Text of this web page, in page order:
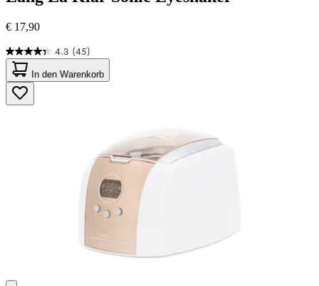
€ 17,90
4.3 (45)
4.3
von
5
Sternen.
45
In den Warenkorb